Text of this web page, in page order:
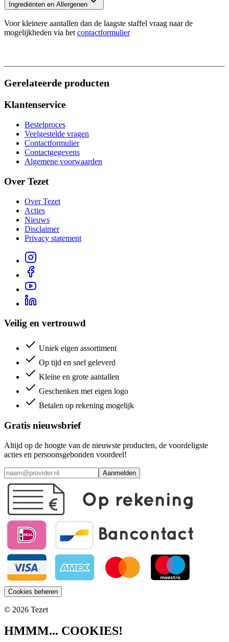
Ingrediënten en Allergenen
Voor kleinere aantallen dan de laagste staffel vraag naar de
mogelijkheden via hetcontactformulier
Gerelateerde producten
Klantenservice
Bestelproces
Veelgestelde vragen
Contactformulier
Contactgegevens
Algemene voorwaarden
Over Tezet
Over Tezet
Acties
Nieuws
Disclaimer
Privacy statement
Veilig en vertrouwd
Uniek eigen assortiment
Op tijd en snel geleverd
Kleine en grote aantallen
Geschenken met eigen logo
Betalen op rekening mogelijk
Gratis nieuwsbrief
Altijd op de hoogte van de nieuwste producten, de voordeligste
acties en persoonsgebonden voordeel!
Aanmelden
Cookies beheren
© 2026 Tezet
HMMM... COOKIES!